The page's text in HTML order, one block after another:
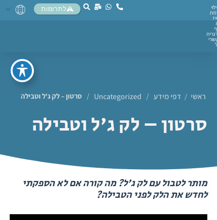
לתרומות
ראשי / דפי מידע /
Uncategorized
/ סרטון – לק ג'ל וטבילה
סרטון – לק ג'ל וטבילה
מותר לטבול עם לק ג'ל? מה קורה אם לא הספקתי
לחדש את הלק לפני הטבילה?